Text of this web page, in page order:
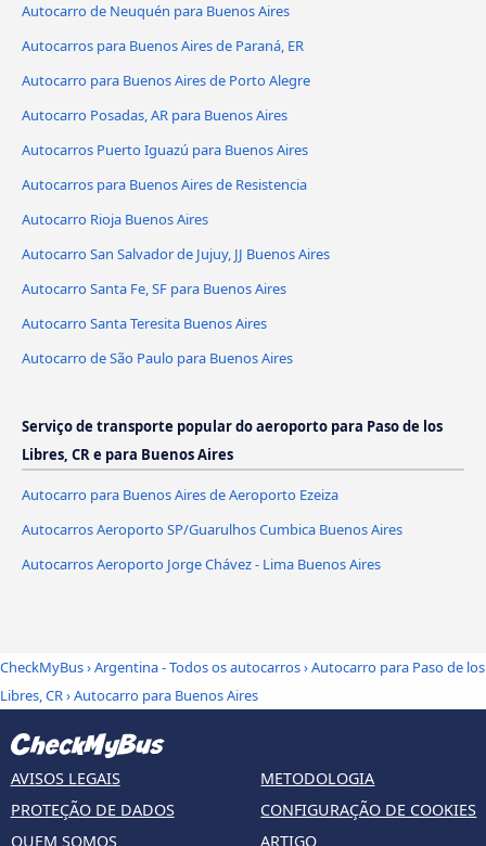
Autocarro de Neuquén para Buenos Aires
Autocarros para Buenos Aires de Paraná, ER
Autocarro para Buenos Aires de Porto Alegre
Autocarro Posadas, AR para Buenos Aires
Autocarros Puerto Iguazú para Buenos Aires
Autocarros para Buenos Aires de Resistencia
Autocarro Rioja Buenos Aires
Autocarro San Salvador de Jujuy, JJ Buenos Aires
Autocarro Santa Fe, SF para Buenos Aires
Autocarro Santa Teresita Buenos Aires
Autocarro de São Paulo para Buenos Aires
Serviço de transporte popular do aeroporto para Paso de los
Libres, CR e para Buenos Aires
Autocarro para Buenos Aires de Aeroporto Ezeiza
Autocarros Aeroporto SP/Guarulhos Cumbica Buenos Aires
Autocarros Aeroporto Jorge Chávez - Lima Buenos Aires
CheckMyBus›Argentina - Todos os autocarros›Autocarro para Paso de los
Libres, CR›Autocarro para Buenos Aires
AVISOS LEGAIS
PROTEÇÃO DE DADOS
QUEM SOMOS
METODOLOGIA
CONFIGURAÇÃO DE COOKIES
ARTIGO